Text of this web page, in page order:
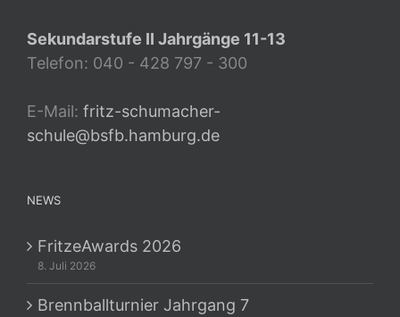
Sekundarstufe II Jahrgänge 11-13
Telefon: 040 - 428 797 - 300
E-Mail: fritz-schumacher-
schule@bsfb.hamburg.de
NEWS
FritzeAwards 2026
8. Juli 2026
Brennballturnier Jahrgang 7